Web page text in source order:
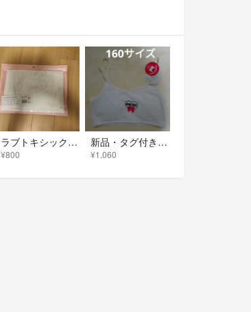
ラブトキシック テレコタンクトップ 160センチ
¥800
新品・タグ付き★ラブトキシック・パット入りインナー160サイズ（ホワイト）
¥1,060